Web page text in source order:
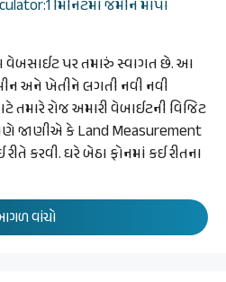
વેબસાઈટ પર તમારું સ્વાગત છે. આ
અને ખેતીને લગતી નવી નવી
તમારે રોજ અમારી વેબાઈટની વિજિટ
જાણીએ કે Land Measurement
કરવી. ઘરે બેઠા ફોનમાં કઈ રીતના
વાંચો